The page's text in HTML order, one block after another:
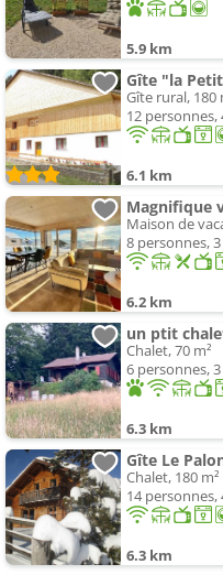
5.9 km
Gîte "la
Gîte rural, 180
12 personnes,
6.1 km
Magnifique
Maison de
8 personnes,
6.2 km
un ptit
Chalet, 70 m²
6 personnes,
6.3 km
Gîte Le
Chalet, 180 m²
14 personnes,
6.3 km